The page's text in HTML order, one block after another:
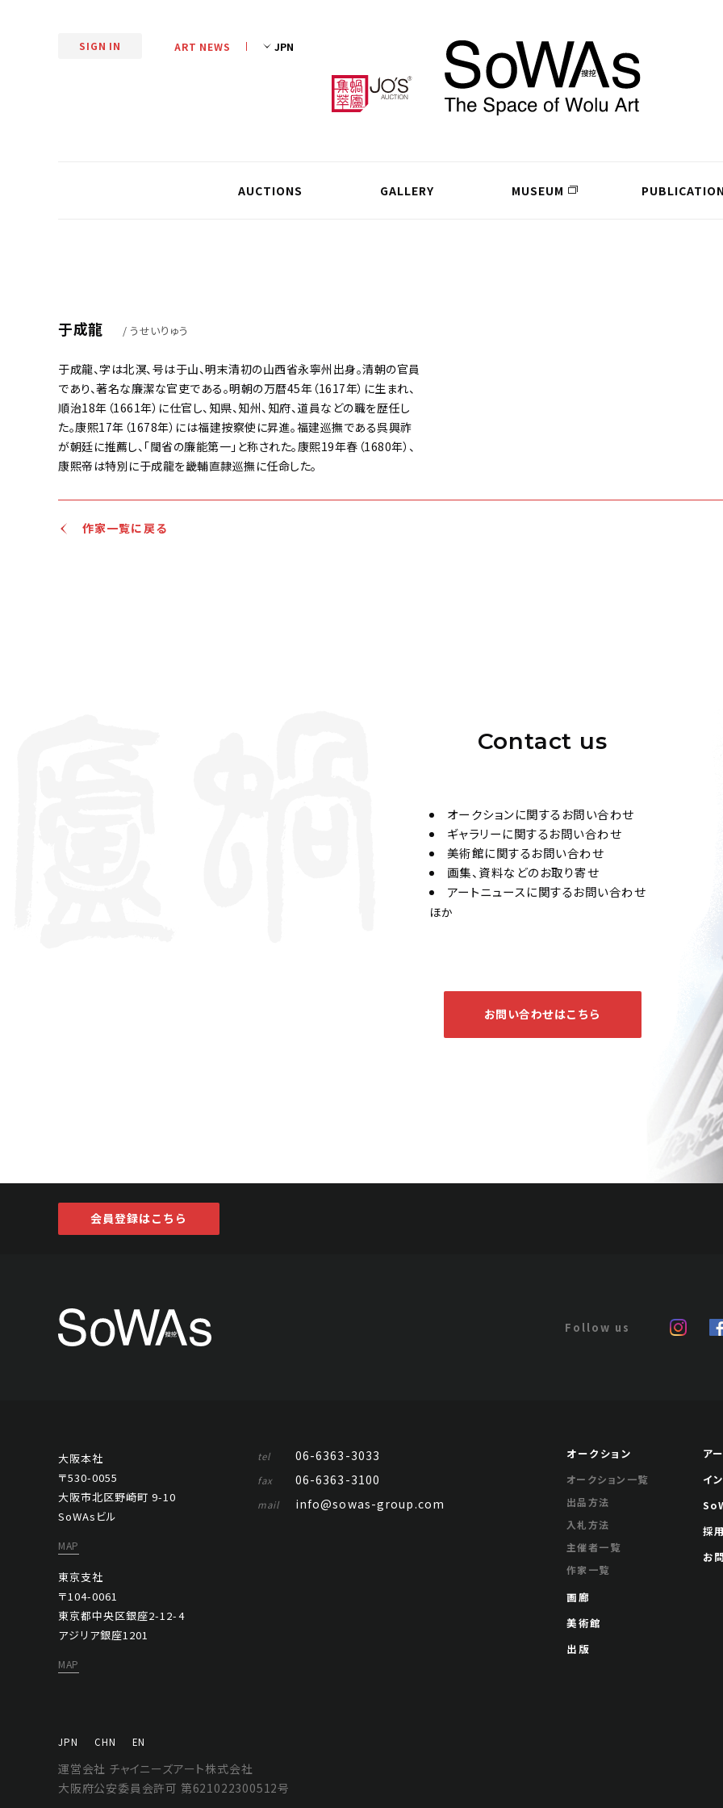
SIGN IN ART NEWS
AUCTIONS GALLERY MUSEUM
于成龍 / うせいりゅう
于成龍、字は北溟、号は于山、明末清初の山西省永寧州出身。清朝の官員
であり、著名な廉潔な官吏である。明朝の万暦45年（1617年）に生まれ、
順治18年（1661年）に仕官し、知県、知州、知府、道員などの職を歴任し
た。康熙17年（1678年）には福建按察使に昇進。福建巡撫である呉興祚
が朝廷に推薦し、「閩省の廉能第一」と称された。康熙19年春（1680年）、
康熙帝は特別に于成龍を畿輔直隷巡撫に任命した。
作家一覧に戻る
Contact us
オークションに関するお問い合わせ
ギャラリーに関するお問い合わせ
美術館に関するお問い合わせ
画集、資料などのお取り寄せ
アートニュースに関するお問い合わせ
ほか
お問い合わせはこちら
会員登録はこちら
大阪本社
〒530-0055
大阪市北区野崎町 9-10
SoWAsビル
MAP
東京支社
〒104-0061
東京都中央区銀座2-12-4
アジリア銀座1201
MAP
tel 06-6363-3033
fax 06-6363-3100
mail info@sowas-group.com
オークション
オークション一覧
出品方法
入札方法
主催者一覧
作家一覧
画廊
美術館
出版
ア
イ
採
お
JPN CHN EN
運営会社 チャイニーズアート株式会社
大阪府公安委員会許可 第621022300512号